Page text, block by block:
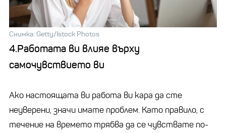
Снимка: Getty/Istock Photos
4.Работата ви влияе върху
самочувствието ви
Ако настоящата ви работа ви кара да сте
неуверени, значи имате проблем. Като правило, с
течение на времето трябва да се чувствате по-